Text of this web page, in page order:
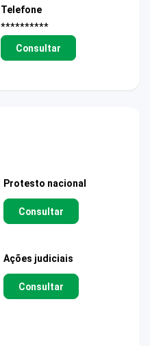
Telefone
**********
Consultar
Protesto nacional
Consultar
Ações judiciais
Consultar